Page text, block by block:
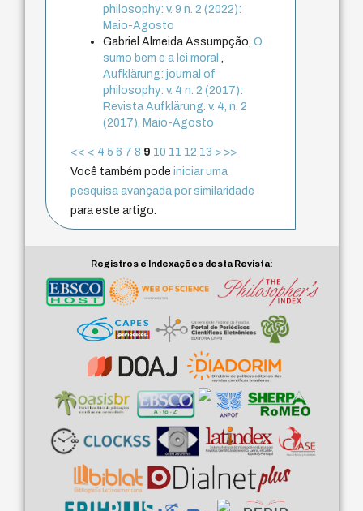
philosophy: v. 9 n. 2 (2022):
Maio-Agosto
Gabriel Almeida Assumpção,O
sumo bem e a lei moral
Aufklärung: journal of
philosophy: v. 4 n. 2 (2017):
Revista Aufklärung. v. 4, n. 2
(2017), Maio-Agosto
<< < 4 5 6 7 8 9 10 11 12 13 > >>
Você também podeiniciar uma
pesquisa avançada por similaridade
para este artigo.
Registros e Indexações desta Revista: